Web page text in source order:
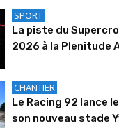
SPORT
La piste du
2026 à la Plenitude
CHANTIER
Le Racing 92 lance
son nouveau stade